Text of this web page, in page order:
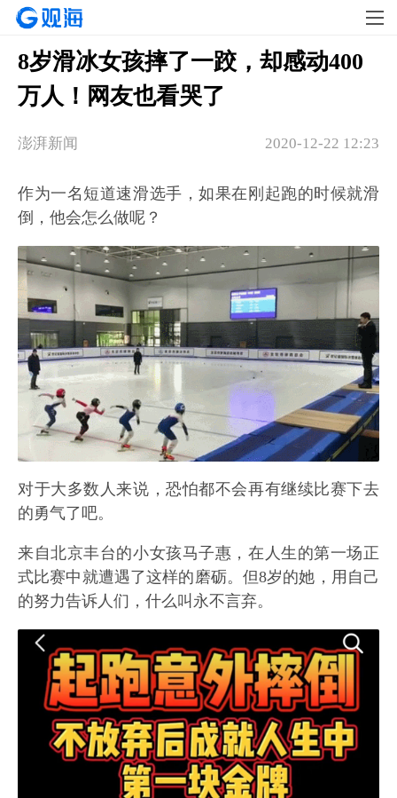
8岁滑冰女孩摔了一跤，却感动400
万人！网友也看哭了
2020-12-22 12:23
澎湃新闻
作为一名短道速滑选手，如果在刚起跑的时候就滑
倒，他会怎么做呢？
对于大多数人来说，恐怕都不会再有继续比赛下去
的勇气了吧。
来自北京丰台的小女孩马子惠，在人生的第一场正
式比赛中就遭遇了这样的磨砺。但8岁的她，用自己
的努力告诉人们，什么叫永不言弃。